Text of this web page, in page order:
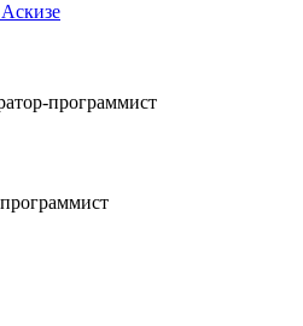
программист